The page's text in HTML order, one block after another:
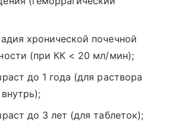
хронической почечной
(при КК < 20 мл/мин);
до 1 года (для раствора
до 3 лет (для таблеток);